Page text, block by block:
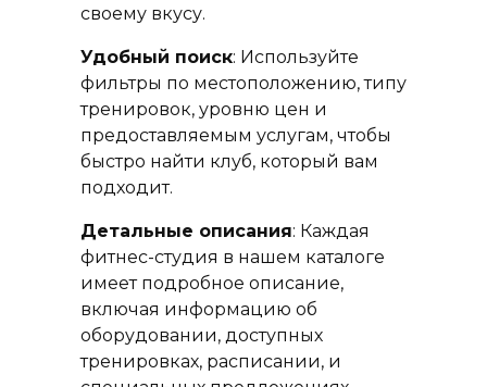
своему вкусу.
Удобный поиск: Используйте
фильтры по местоположению, типу
тренировок, уровню цен и
предоставляемым услугам, чтобы
быстро найти клуб, который вам
подходит.
Детальные описания: Каждая
фитнес-студия в нашем каталоге
имеет подробное описание,
включая информацию об
оборудовании, доступных
тренировках, расписании, и